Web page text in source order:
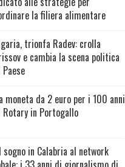
la filiera alimentare
trionfa Radev: crolla
e cambia la scena politica
moneta da 2 euro per i 100 anni
Rotary in Portogallo
sogno in Calabria al network